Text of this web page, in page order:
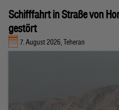
Schifffahrt in Straße von
gestört
7. August 2026, Teheran